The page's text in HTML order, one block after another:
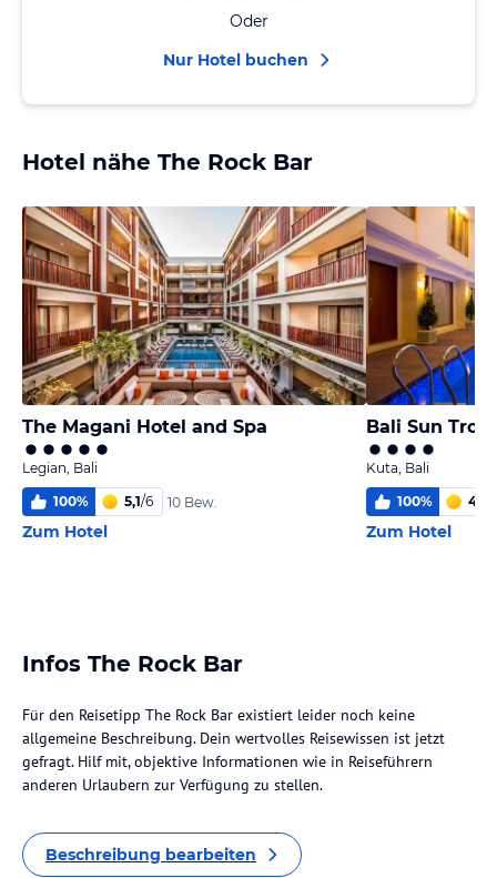
Oder
Nur Hotel buchen
Hotel nähe The Rock Bar
The Magani Hotel and Spa
Legian, Bali
100% 5,1/6 10 Bew.
Zum Hotel
Bali Sun
Kuta, Bali
100% 4,8
Zum Hotel
Infos The Rock Bar
Für den Reisetipp The Rock Bar existiert leider noch keine
allgemeine Beschreibung. Dein wertvolles Reisewissen ist jetzt
gefragt. Hilf mit, objektive Informationen wie in Reiseführern
anderen Urlaubern zur Verfügung zu stellen.
Beschreibung bearbeiten